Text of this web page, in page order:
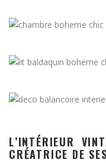
L’INTÉRIEUR
CRÉATRICE DE